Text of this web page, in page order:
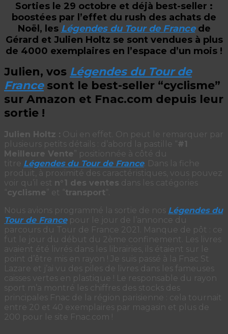
Sorties le 29 octobre et déjà best-seller :
boostées par l’effet du rush des achats de
Noël, les Légendes du Tour de France de
Gérard et Julien Holtz se sont vendues à plus
de 4000 exemplaires en l’espace d’un mois !
Julien, vos Légendes du Tour de
Francesont le best-seller “cyclisme”
sur Amazon et Fnac.com depuis leur
sortie !
Julien Holtz : Oui en effet. On peut le remarquer par
plusieurs petits détails : d’abord la pastille “#1
Meilleure Vente ” positionnée à côté du
titre Légendes du Tour de France. Dans la fiche
produit, à proximité des caractéristiques, vous pouvez
voir qu’il est n°1 des ventes dans les catégories
“cyclisme ” et “transport “.
Nous avions programmé la sortie de nos Légendes du
Tour de Francepour le jour de l’annonce du
parcours du Tour de France 2021. Manque de pôt : ce
fut le jour du début du 2ème confinement. Les livres
avaient été livrés dans les librairies, ils étaient sur le
point d’être mis en rayon ! Je suis passé à la Fnac St
Lazare et j’ai vu des piles de livres dans les fameuses
caisses vertes en plastique ! Le responsable du rayon
sport m’a montré les chiffres des stocks des
principales Fnac de la région parisienne : cela tournait
entre 20 et 40 exemplaires par magasin et plus de
200 pour le site Fnac.com !